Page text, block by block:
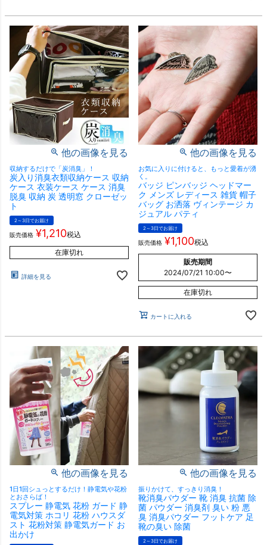
他の画像を見る
収納するだけで「炭消臭」！
炭入り消臭衣類収納ケース 収納
ケース 衣装ケース ケース 消臭
脱臭 収納 炭 透明窓 クローゼッ
ト
2～3日でお届け
販売価格 ¥1,210税込
在庫切れ
詳細を見る
他の画像を見る
お気に入りに付けると、もっと愛着が湧
く。
バッジ ピンバッジ ヘッドマー
ク メンズ レディース 雑貨 帽子
バッグ お洒落 ヴィンテージ カ
ジュアル パティ
2～3日でお届け
販売価格 ¥1,100税込
販売期間
2024/07/21 10:00〜
在庫切れ
カートに入れる
他の画像を見る
1日1回シュっとするだけ！静電気や花粉
とおさらば！
スプレー 静電気 花粉 ガード 静
電気対策 ホコリ 花粉 ハウスダ
スト 花粉対策 静電気ガード お
出かけ
他の画像を見る
振りかけて、すっきり消臭！
靴消臭パウダー 靴 消臭 抗菌 除
菌 パウダー 消臭剤 臭い 粉 悪
臭 消臭パウダー フットケア 足
靴の臭い 除菌
2～3日でお届け